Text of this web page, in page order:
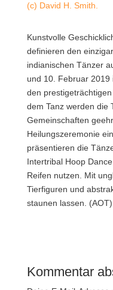
(c) David H. Smith.
Kunstvolle
definieren den
indianischen Tänzer
und 10. Februar 2019
den
dem Tanz werden die
Gemeinschaften
Heilungszeremonie
präsentieren die
Intertribal Hoop
Reifen nutzen. Mit
Tierfiguren und
staunen lassen. (AOT)
Kommentar